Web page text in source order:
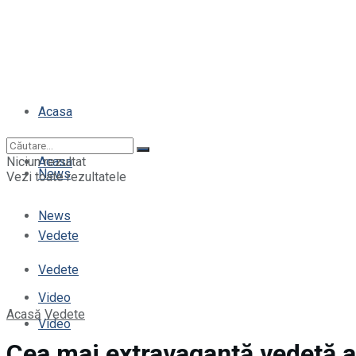
Acasa
News
Vedete
Video
Acasa
News
Vedete
Video
Niciun rezultat
Vezi toate rezultatele
Acasă Vedete